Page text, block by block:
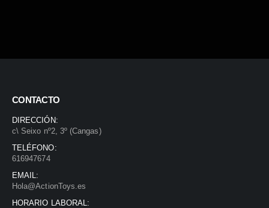
CONTACTO
DIRECCIÓN:
c\ Seixo nº2, 3º (Cangas)
TELÉFONO:
616947674
EMAIL:
Hola@ActionToys.es
HORARIO LABORAL: